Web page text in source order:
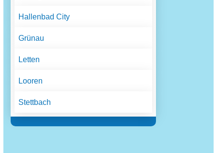
Hallenbad City
Grünau
Letten
Looren
Stettbach